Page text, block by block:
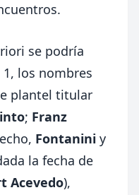
se podría
los nombres
plantel titular
; Franz
Fontanini y
la fecha de
Acevedo),